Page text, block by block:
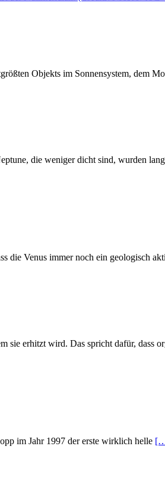
Objekts im Sonnensystem, dem
die weniger dicht sind, wurden
die Venus immer noch ein geologisch
sie erhitzt wird. Das spricht dafür, dass
im Jahr 1997 der erste wirklich helle